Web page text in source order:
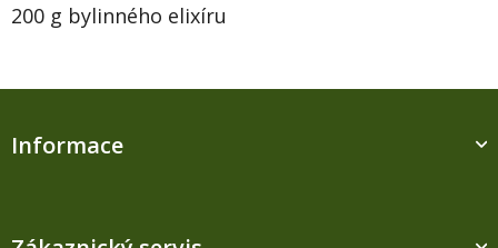
200 g bylinného elixíru
Z
Informace